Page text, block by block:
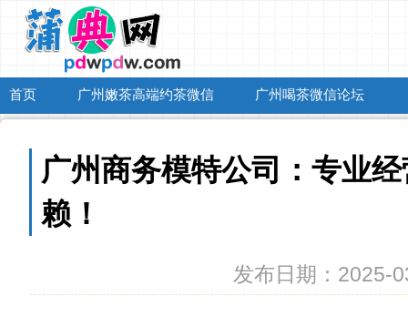
首页 广州嫩茶高端约茶微信 广州喝茶微信论坛
广州商务模特公司：专业
赖！
发布日期：2025-